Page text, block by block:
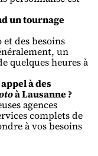
un tournage
des besoins
un
quelques heures à
à des
à Lausanne ?
agences
complets de
à vos besoins